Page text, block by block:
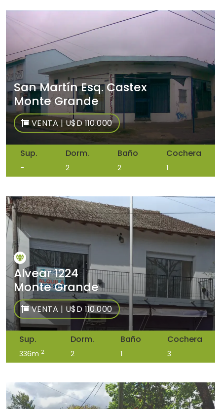
San Martín Esq. Castex
Monte Grande
VENTA | U$D 110.000
Sup.
-
Dorm.
2
Baño
2
Cochera
1
Alvear 1224
Monte Grande
VENTA | U$D 110.000
Sup.
336m 2
Dorm.
2
Baño
1
Cochera
3